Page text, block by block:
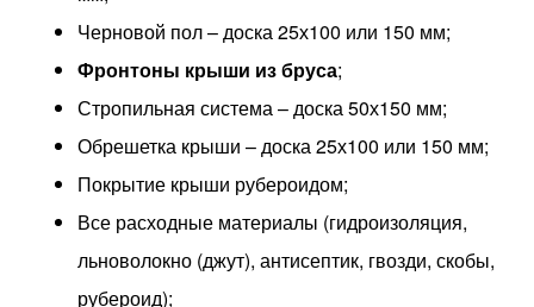
Черновой пол – доска 25х100 или 150 мм;
Фронтоны крыши из бруса;
Стропильная система – доска 50х150 мм;
Обрешетка крыши – доска 25х100 или 150 мм;
Покрытие крыши рубероидом;
Все расходные материалы (гидроизоляция,
льноволокно (джут), антисептик, гвозди, скобы,
рубероид);